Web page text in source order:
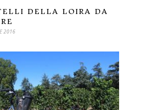
DELLA LOIRA DA
2016